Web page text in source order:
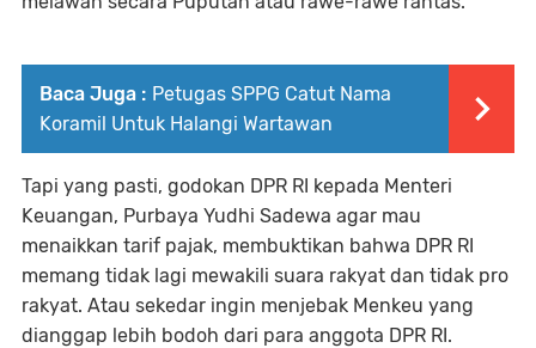
Baca Juga : Petugas SPPG Catut Nama
Koramil Untuk Halangi Wartawan
Tapi yang pasti, godokan DPR RI kepada Menteri
Keuangan, Purbaya Yudhi Sadewa agar mau
menaikkan tarif pajak, membuktikan bahwa DPR RI
memang tidak lagi mewakili suara rakyat dan tidak pro
rakyat. Atau sekedar ingin menjebak Menkeu yang
dianggap lebih bodoh dari para anggota DPR RI.